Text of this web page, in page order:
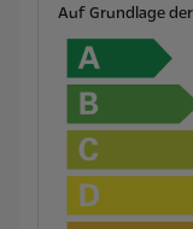
Auf Grundlage